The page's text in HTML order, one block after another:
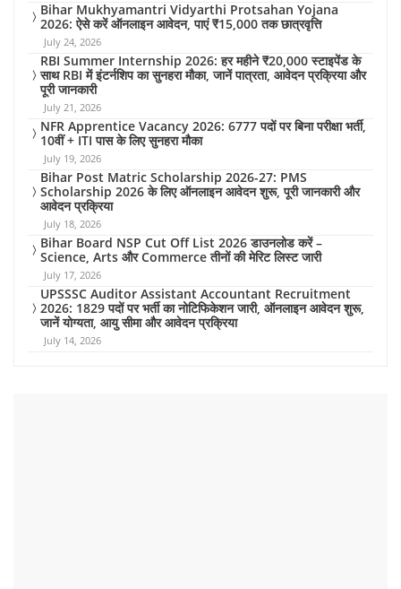
Bihar Mukhyamantri Vidyarthi Protsahan Yojana
2026: ऐसे करें ऑनलाइन आवेदन, पाएं ₹15,000 तक छात्रवृत्ति
July 24, 2026
RBI Summer Internship 2026: हर महीने ₹20,000 स्टाइपेंड के
साथ RBI में इंटर्नशिप का सुनहरा मौका, जानें पात्रता, आवेदन प्रक्रिया और
पूरी जानकारी
July 21, 2026
NFR Apprentice Vacancy 2026: 6777 पदों पर बिना परीक्षा भर्ती,
10वीं + ITI पास के लिए सुनहरा मौका
July 19, 2026
Bihar Post Matric Scholarship 2026-27: PMS
Scholarship 2026 के लिए ऑनलाइन आवेदन शुरू, पूरी जानकारी और
आवेदन प्रक्रिया
July 18, 2026
Bihar Board NSP Cut Off List 2026 डाउनलोड करें –
Science, Arts और Commerce तीनों की मेरिट लिस्ट जारी
July 17, 2026
UPSSSC Auditor Assistant Accountant Recruitment
2026: 1829 पदों पर भर्ती का नोटिफिकेशन जारी, ऑनलाइन आवेदन शुरू,
जानें योग्यता, आयु सीमा और आवेदन प्रक्रिया
July 14, 2026